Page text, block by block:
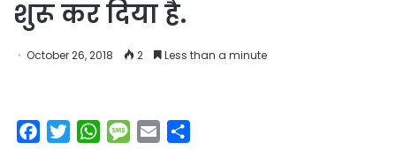
शुरू कर दिया है.
October 26, 2018 2 Less than a minute
W
M